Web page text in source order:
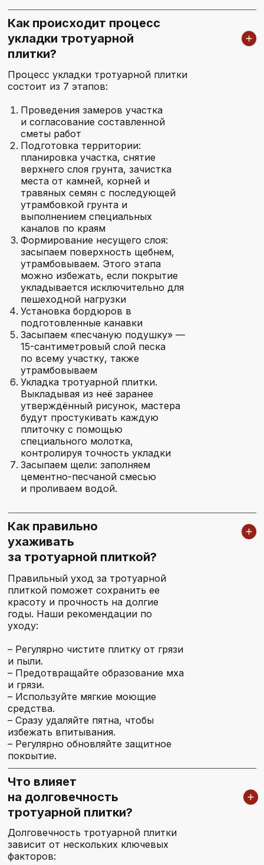
Как происходит процесс
укладки тротуарной
плитки?
Процесс укладки тротуарной плитки
состоит из 7 этапов:
Проведения замеров участка
и согласование составленной
сметы работ
Подготовка территории:
планировка участка, снятие
верхнего слоя грунта, зачистка
места от камней, корней и
травяных семян с последующей
утрамбовкой грунта и
выполнением специальных
каналов по краям
Формирование несущего слоя:
засыпаем поверхность щебнем,
утрамбовываем. Этого этапа
можно избежать, если покрытие
укладывается исключительно для
пешеходной нагрузки
Установка бордюров в
подготовленные канавки
Засыпаем «песчаную подушку» —
15-сантиметровый слой песка
по всему участку, также
утрамбовываем
Укладка тротуарной плитки.
Выкладывая из неё заранее
утверждённый рисунок, мастера
будут простукивать каждую
плиточку с помощью
специального молотка,
контролируя точность укладки
Засыпаем щели: заполняем
цементно-песчаной смесью
и проливаем водой.
Как правильно
ухаживать
за тротуарной плиткой?
Правильный уход за тротуарной
плиткой поможет сохранить ее
красоту и прочность на долгие
годы. Наши рекомендации по
уходу:
– Регулярно чистите плитку от грязи
и пыли.
– Предотвращайте образование мха
и грязи.
– Используйте мягкие моющие
средства.
– Сразу удаляйте пятна, чтобы
избежать впитывания.
– Регулярно обновляйте защитное
покрытие.
Что влияет
на долговечность
тротуарной плитки?
Долговечность тротуарной плитки
зависит от нескольких ключевых
факторов:
КОНТАКТЫ
Связаться с нами
На связи каждый день с 8:00 до 20:00
+7 985 005-56-55
+7
Я даю согласие на обработку моих персональных данных
Перезвоните мне
Склад и производство
Московская область, Ногинский район
деревня Ново Зубцово
Telegram
WhatsApp
plitkazubcovo@yandex.ru